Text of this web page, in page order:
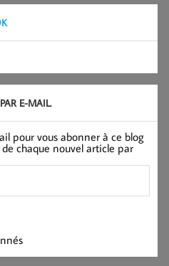
E-MAIL.
pour vous abonner à ce blog
chaque nouvel article par